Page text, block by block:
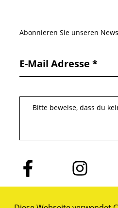
Abonnieren Sie unseren
E-Mail Adresse
Bitte beweise, dass du
Folge
uns
auf
Folge
uns
auf